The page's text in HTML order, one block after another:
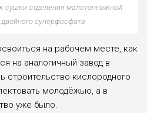
сушки отделения малотоннажной
суперфосфата
на рабочем месте, как
на аналогичный завод в
строительство кислородного
молодёжью, а в
уже было.